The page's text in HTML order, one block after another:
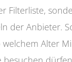
Filterliste,
der Anbieter.
welchem Alter